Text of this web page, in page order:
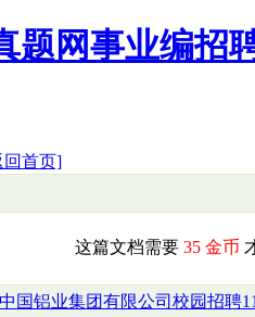
题网事业编招
回首页]
这篇文档需要 35 金币
国铝业集团有限公司校园招聘